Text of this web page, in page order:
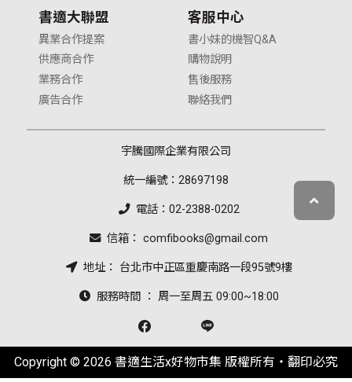
書適大聯盟
異業合作提案
供應商合作
業務合作
廣告合作
客服中心
書小妹的機智Q&A
購物說明
售後服務
聯絡我們
宇騰國際企業有限公司
統一編號：28697198
電話：02-2388-0202
信箱： comfibooks@gmail.com
地址： 台北市中正區重慶南路一段95號9樓
服務時間 ： 周一至周五 09:00~18:00
Copyright © 2026 書適生活x好物市集 版權所有‧翻印必究